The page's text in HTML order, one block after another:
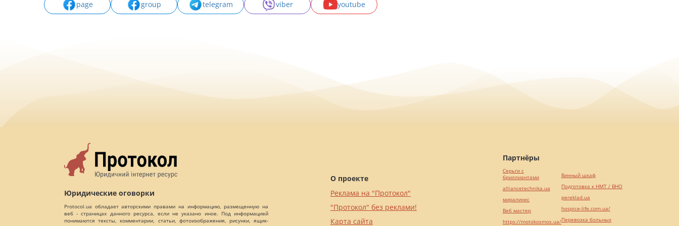
page group telegram viber youtube
Юридические оговорки
Protocol.ua обладает авторскими правами на информацию, размещенную на
веб - страницах данного ресурса, если не указано иное. Под информацией
понимаются тексты, комментарии, статьи, фотоизображения, рисунки, ящик-
О проекте
Реклама на "Протокол"
"Протокол" без реклами!
Карта сайта
Партнёры
Серьги с
бриллиантами
alliancetechnika.ua
миралинкс
Веб мастер
https://motokosmos.ua/
Винный шкаф
Подготовка к НМТ / ВНО
pereklad.ua
hospice-life.com.ua/
Перевозка больных